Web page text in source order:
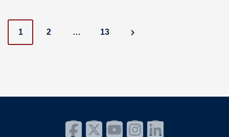
P
t
1 2 … 13